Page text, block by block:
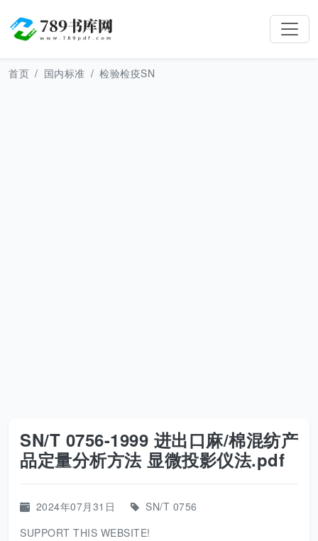
首页 国内标准 检验检疫SN
SN/T 0756-1999 进出口麻/棉混纺产
品定量分析方法 显微投影仪法.pdf
2024年07月31日
SN/T 0756
SUPPORT THIS WEBSITE!